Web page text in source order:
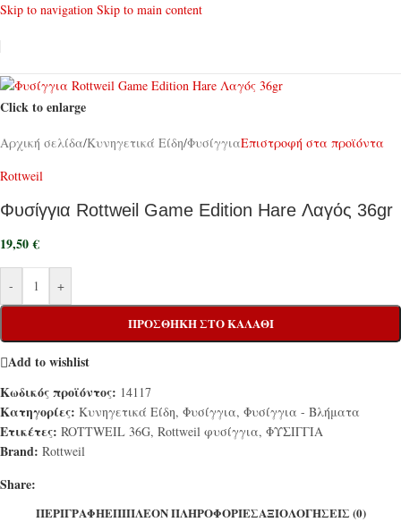
Skip to navigation Skip to main content
Click to enlarge
Αρχική σελίδα/Κυνηγετικά Είδη/ΦυσίγγιαΕπιστροφή στα προϊόντα
Rottweil
Φυσίγγια Rottweil Game Edition Hare Λαγός 36gr
19,50€
- +
ΠΡΟΣΘΉΚΗ ΣΤΟ ΚΑΛΆΘΙ
Add to wishlist
Κωδικός προϊόντος: 14117
Κατηγορίες: Κυνηγετικά Είδη, Φυσίγγια, Φυσίγγια - Βλήματα
Ετικέτες: ROTTWEIL 36G, Rottweil φυσίγγια, ΦΥΣΙΓΓΙΑ
Brand: Rottweil
Share:
ΠΕΡΙΓΡΑΦΉΕΠΙΠΛΈΟΝ ΠΛΗΡΟΦΟΡΊΕΣΑΞΙΟΛΟΓΉΣΕΙΣ (0)